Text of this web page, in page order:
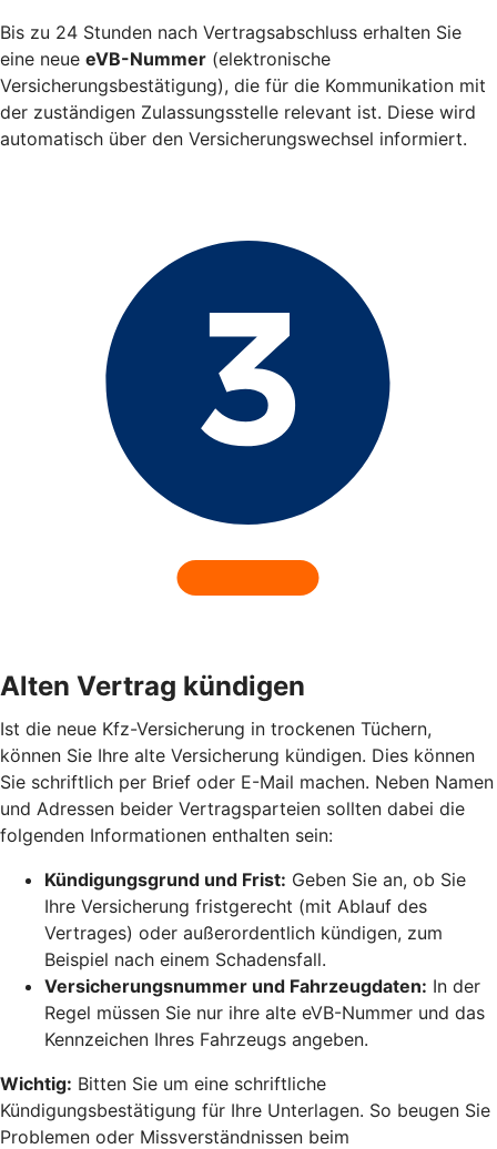
Bis zu 24 Stunden nach Vertragsabschluss erhalten Sie
eine neue eVB-Nummer (elektronische
Versicherungsbestätigung), die für die Kommunikation mit
der zuständigen Zulassungsstelle relevant ist. Diese wird
automatisch über den Versicherungswechsel informiert.
Alten Vertrag kündigen
Ist die neue Kfz-Versicherung in trockenen Tüchern,
können Sie Ihre alte Versicherung kündigen. Dies können
Sie schriftlich per Brief oder E-Mail machen. Neben Namen
und Adressen beider Vertragsparteien sollten dabei die
folgenden Informationen enthalten sein:
Kündigungsgrund und Frist: Geben Sie an, ob Sie
Ihre Versicherung fristgerecht (mit Ablauf des
Vertrages) oder außerordentlich kündigen, zum
Beispiel nach einem Schadensfall.
Versicherungsnummer und Fahrzeugdaten: In der
Regel müssen Sie nur ihre alte eVB-Nummer und das
Kennzeichen Ihres Fahrzeugs angeben.
Wichtig: Bitten Sie um eine schriftliche
Kündigungsbestätigung für Ihre Unterlagen. So beugen Sie
Problemen oder Missverständnissen beim